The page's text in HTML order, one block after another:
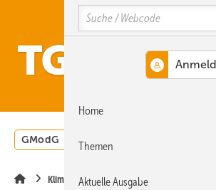
Hauptinhalt
Hauptmenü
SiteSearch
GModG Wärmepumpe
Klimatechnik
Search
Home
Themen
Aktuelle Ausgabe